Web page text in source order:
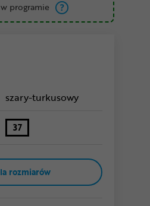
programie
szary-turkusowy
37
rozmiarów